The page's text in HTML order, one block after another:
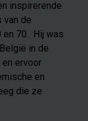
inspirerende
van de
en 70. Hij was
in de
ervoor
en
die ze